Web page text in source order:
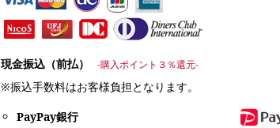
現金振込（前払） -購入ポイント３％還元-
※振込手数料はお客様負担となります。
PayPay銀行